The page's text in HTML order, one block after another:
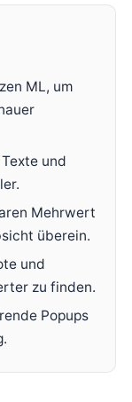
ML, um
und
Mehrwert
überein.
und
zu finden.
Popups